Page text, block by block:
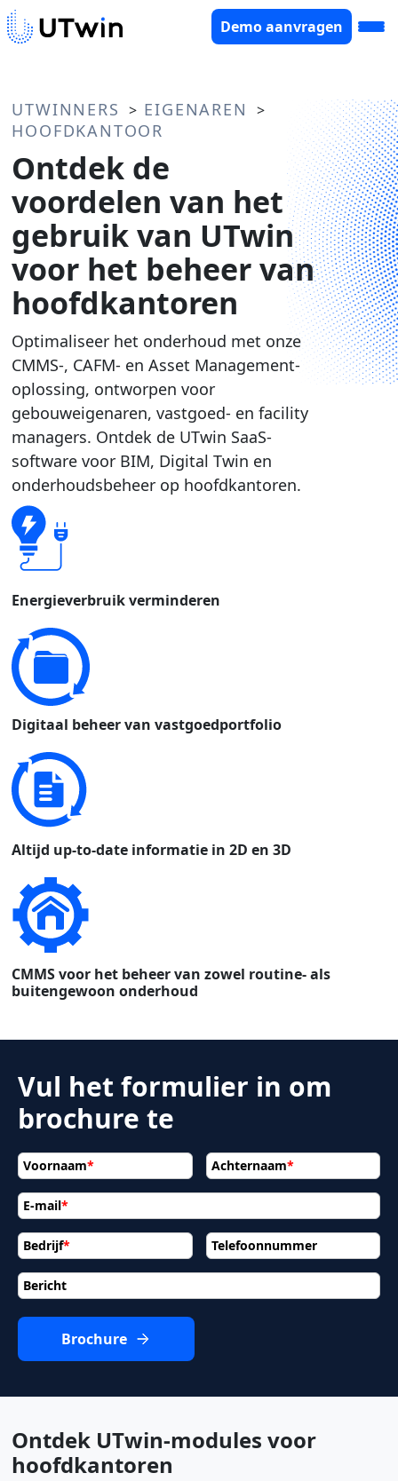
Demo aanvragen
UTWINNERS > EIGENAREN >
HOOFDKANTOOR
Ontdek de
voordelen van het
gebruik van UTwin
voor het beheer van
hoofdkantoren
Optimaliseer het onderhoud met onze
CMMS-, CAFM- en Asset Management-
oplossing, ontworpen voor
gebouweigenaren, vastgoed- en facility
managers. Ontdek de UTwin SaaS-
software voor BIM, Digital Twin en
onderhoudsbeheer op hoofdkantoren.
Energieverbruik verminderen
Digitaal beheer van vastgoedportfolio
Altijd up-to-date informatie in 2D en 3D
CMMS voor het beheer van zowel routine- als
buitengewoon onderhoud
Vul het formulier in om
brochure te
Voornaam* Achternaam*
Bedrijf*
E-mail*
Telefoonnummer
Bericht
Brochure
Ontdek UTwin-modules voor
hoofdkantoren